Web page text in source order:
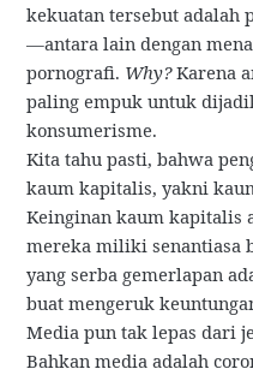
kekuatan tersebut adalah
—antara lain dengan
pornografi. Why?Karena
paling empuk untuk
konsumerisme.
Kita tahu pasti, bahwa
kaum kapitalis, yakni
Keinginan kaum kapitalis
mereka miliki senantiasa
yang serba gemerlapan
buat mengeruk
Media pun tak lepas dari
Bahkan media adalah